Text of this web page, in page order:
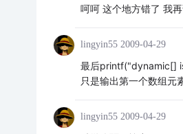
呵呵 这个地方错了 我
lingyin55 2009-04-29
最后printf("dynamic[]
只是输出第一个数组元
lingyin55 2009-04-29